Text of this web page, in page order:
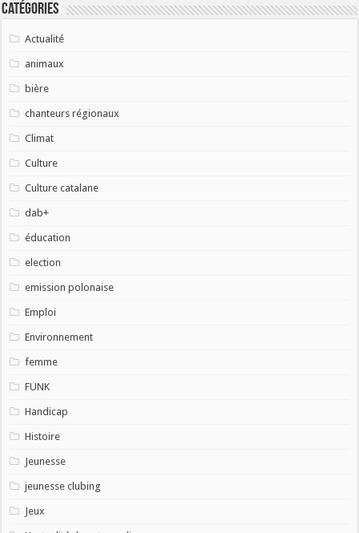
Catégories
Actualité
animaux
bière
chanteurs régionaux
Climat
Culture
Culture catalane
dab+
éducation
election
emission polonaise
Emploi
Environnement
femme
FUNK
Handicap
Histoire
Jeunesse
jeunesse clubing
Jeux